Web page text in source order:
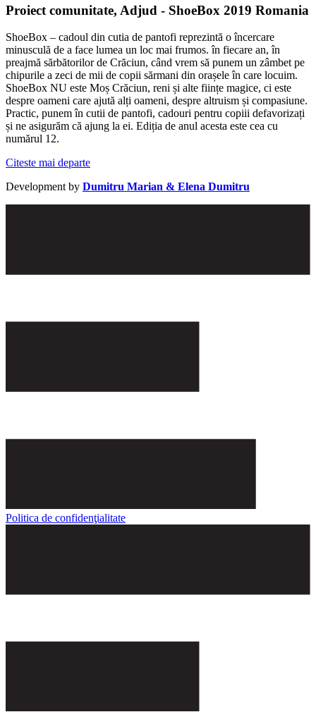
Proiect comunitate, Adjud - ShoeBox 2019 Romania
ShoeBox – cadoul din cutia de pantofi reprezintă o încercare
minusculă de a face lumea un loc mai frumos. în fiecare an, în
preajmă sărbătorilor de Crăciun, când vrem să punem un zâmbet pe
chipurile a zeci de mii de copii sărmani din orașele în care locuim.
ShoeBox NU este Moș Crăciun, reni și alte ființe magice, ci este
despre oameni care ajută alți oameni, despre altruism și compasiune.
Practic, punem în cutii de pantofi, cadouri pentru copiii defavorizați
și ne asigurăm că ajung la ei. Ediția de anul acesta este cea cu
numărul 12.
Citeste mai departe
Development by Dumitru Marian & Elena Dumitru
Politica de confidenţialitate